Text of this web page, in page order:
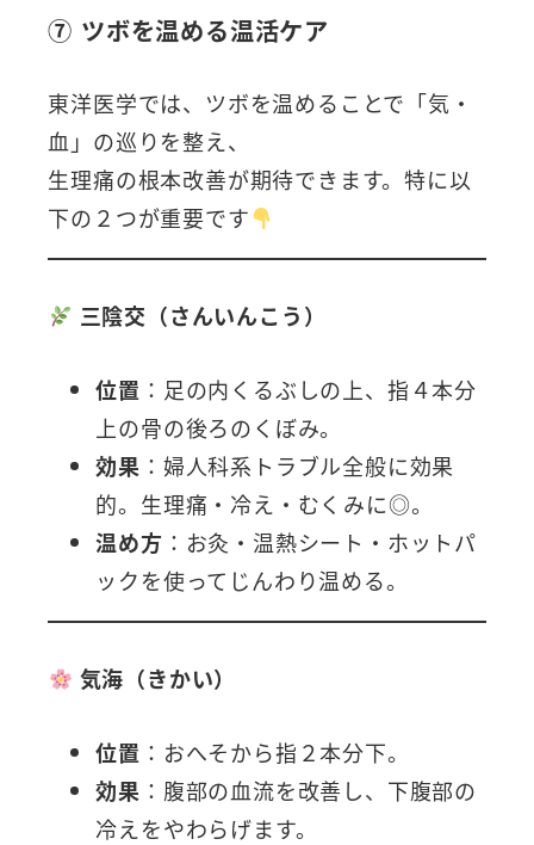
⑦ ツボを温める温活ケア
東洋医学では、ツボを温めることで「気・
血」の巡りを整え、
生理痛の根本改善が期待できます。特に以
下の２つが重要です
三陰交（さんいんこう）
位置 ：足の内くるぶしの上、指４本分
上の骨の後ろのくぼみ。
効果 ：婦人科系トラブル全般に効果
的。生理痛・冷え・むくみに◎。
温め方 ：お灸・温熱シート・ホットパ
ックを使ってじんわり温める。
気海（きかい）
位置 ：おへそから指２本分下。
効果 ：腹部の血流を改善し、下腹部の
冷えをやわらげます。